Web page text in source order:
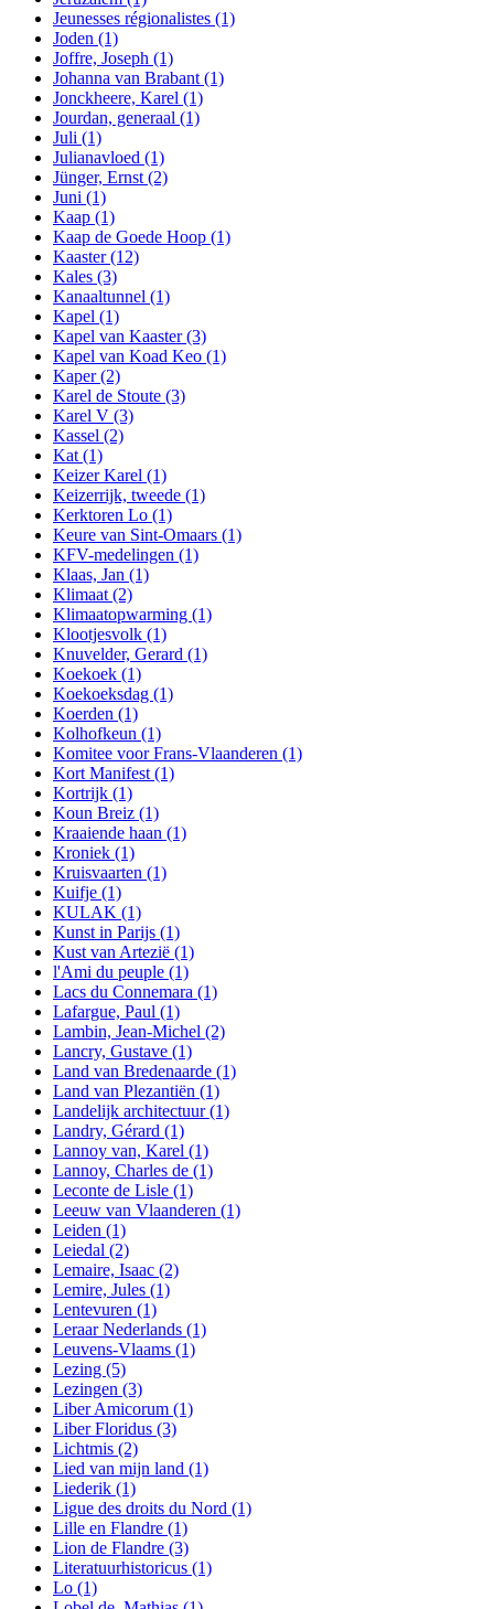
Jeunesses régionalistes (1)
Joden (1)
Joffre, Joseph (1)
Johanna van Brabant (1)
Jonckheere, Karel (1)
Jourdan, generaal (1)
Juli (1)
Julianavloed (1)
Jünger, Ernst (2)
Juni (1)
Kaap (1)
Kaap de Goede Hoop (1)
Kaaster(12)
Kales (3)
Kanaaltunnel (1)
Kapel (1)
Kapel van Kaaster(3)
Kapel van Koad Keo (1)
Kaper(2)
Karel de Stoute (3)
Karel V (3)
Kassel (2)
Kat (1)
Keizer Karel (1)
Keizerrijk, tweede (1)
Kerktoren Lo (1)
Keure van Sint-Omaars (1)
KFV-medelingen (1)
Klaas, Jan (1)
Klimaat (2)
Klimaatopwarming (1)
Klootjesvolk (1)
Knuvelder, Gerard (1)
Koekoek (1)
Koekoeksdag (1)
Koerden (1)
Kolhofkeun (1)
Komitee voor Frans-Vlaanderen (1)
Kort Manifest (1)
Kortrijk (1)
Koun Breiz (1)
Kraaiende haan (1)
Kroniek (1)
Kruisvaarten (1)
Kuifje (1)
KULAK (1)
Kunst in Parijs (1)
Kust van Artezië (1)
l'Ami du peuple (1)
Lacs du Connemara (1)
Lafargue, Paul (1)
Lambin, Jean-Michel (2)
Lancry, Gustave (1)
Land van Bredenaarde (1)
Land van Plezantiën (1)
Landelijk architectuur(1)
Landry, Gérard (1)
Lannoy van, Karel (1)
Lannoy, Charles de (1)
Leconte de Lisle (1)
Leeuw van Vlaanderen (1)
Leiden (1)
Leiedal (2)
Lemaire, Isaac (2)
Lemire, Jules (1)
Lentevuren (1)
Leraar Nederlands (1)
Leuvens-Vlaams (1)
Lezing (5)
Lezingen (3)
Liber Amicorum (1)
Liber Floridus (3)
Lichtmis (2)
Lied van mijn land (1)
Liederik (1)
Ligue des droits du Nord (1)
Lille en Flandre (1)
Lion de Flandre (3)
Literatuurhistoricus (1)
Lo (1)